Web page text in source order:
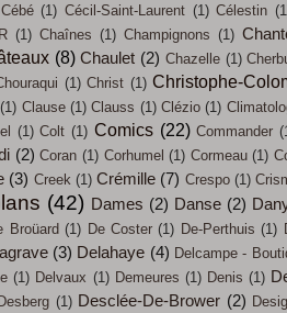
Cébé (1) Cécil-Saint-Laurent (1) Célestin
(1) Chaînes (1) Champignons (1)
(8) Chaulet (2) Chazelle (1)
(1) Christ (1) Christophe-
(1) Clause (1) Clauss (1) Clézio (1)
(1) Colt (1) Comics (22) Commander
(2) Coran (1) Corhumel (1) Cormeau (1)
(3) Creek (1) Crémille (7) Crespo (1)
(42) Dames (2) Danse (2)
Broüard (1) De Coster (1) De-Perthuis (1)
(3) Delahaye (4) Delcampe -
(1) Delvaux (1) Demeures (1) Denis (1)
Desberg (1) Desclée-De-Brower (2)